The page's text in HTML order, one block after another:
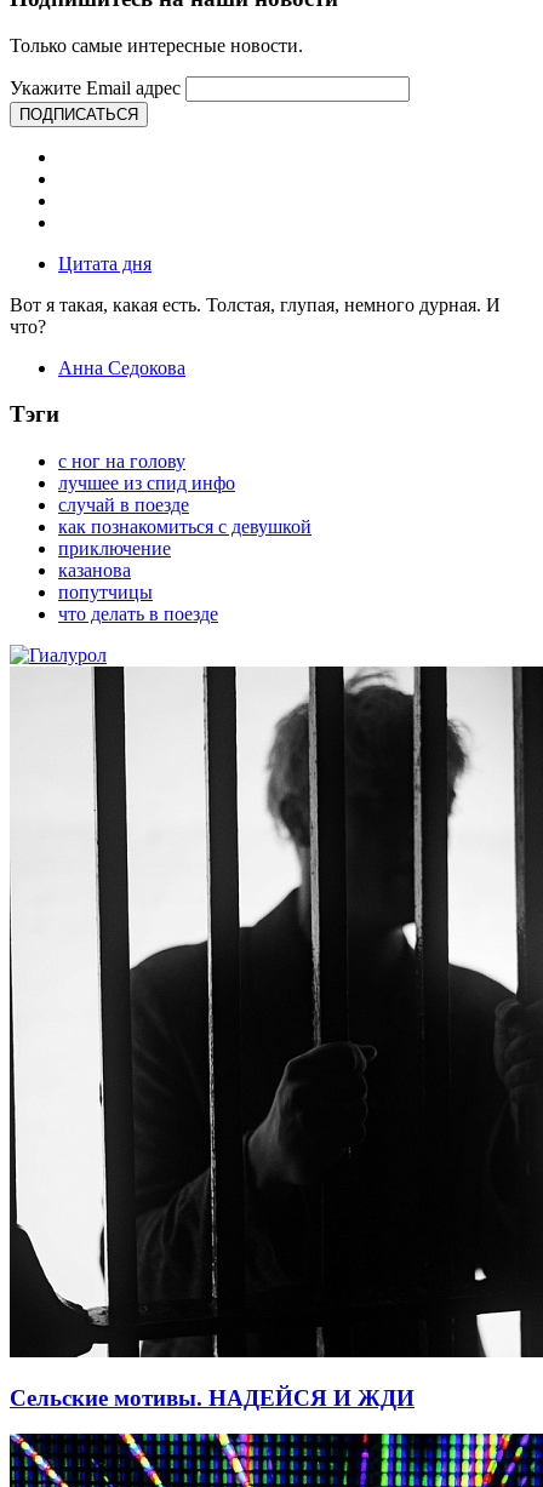
Только самые интересные новости.
Укажите Email адрес
ПОДПИСАТЬСЯ
Цитата дня
Вот я такая, какая есть. Толстая, глупая, немного дурная. И
что?
Анна Седокова
Тэги
с ног на голову
лучшее из спид инфо
случай в поезде
как познакомиться с девушкой
приключение
казанова
попутчицы
что делать в поезде
Сельские мотивы. НАДЕЙСЯ И ЖДИ